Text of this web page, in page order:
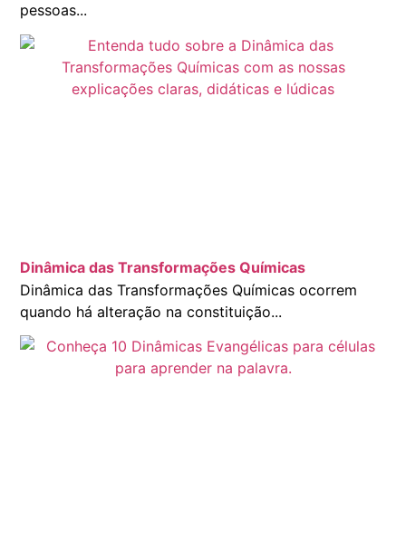
pessoas...
Dinâmica das Transformações Químicas
Dinâmica das Transformações Químicas ocorrem
quando há alteração na constituição...